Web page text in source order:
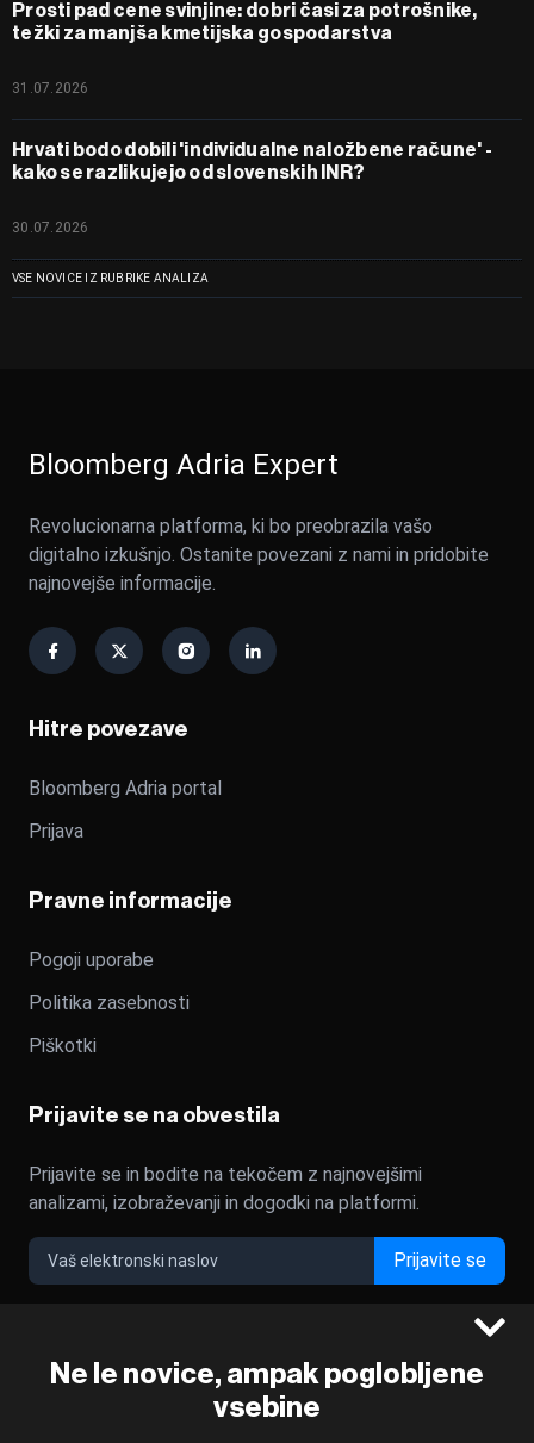
Prosti pad cene svinjine: dobri časi za potrošnike,
težki za manjša kmetijska gospodarstva
31.07.2026
Hrvati bodo dobili 'individualne naložbene račune' -
kako se razlikujejo od slovenskih INR?
30.07.2026
VSE NOVICE IZ RUBRIKE ANALIZA
Ne le novice, ampak poglobljene
vsebine
Bloomberg Adria Expert
Revolucionarna platforma, ki bo preobrazila vašo
digitalno izkušnjo. Ostanite povezani z nami in pridobite
najnovejše informacije.
Hitre povezave
Bloomberg Adria portal
Prijava
Pravne informacije
Pogoji uporabe
Politika zasebnosti
Piškotki
Prijavite se na obvestila
Prijavite se in bodite na tekočem z najnovejšimi
analizami, izobraževanji in dogodki na platformi.
Prijavite se
©2022 - 2026 Bloomberg L.P. All Rights Reserved. BLOOMBERG
and the BLOOMBERG logo are registered trademarks and